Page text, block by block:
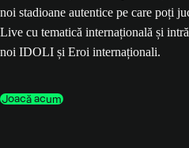
noi stadioane autentice pe care poți
Live cu tematică internațională și
noi IDOLI și Eroi internaționali.
Joacă acum